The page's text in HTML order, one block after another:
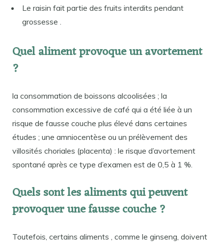
Le raisin fait partie des fruits interdits pendant
grossesse .
Quel aliment provoque un avortement
?
la consommation de boissons alcoolisées ; la
consommation excessive de café qui a été liée à un
risque de fausse couche plus élevé dans certaines
études ; une amniocentèse ou un prélèvement des
villosités choriales (placenta) : le risque d’avortement
spontané après ce type d’examen est de 0,5 à 1 %.
Quels sont les aliments qui peuvent
provoquer une fausse couche ?
Toutefois, certains aliments , comme le ginseng, doivent